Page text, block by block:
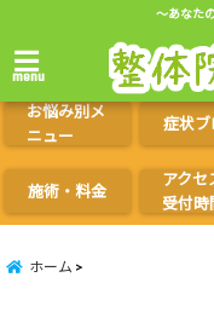
～あなた
menu
お悩み別メ
ニュー
症状
施術・料金
アクセ
受付時
ホーム